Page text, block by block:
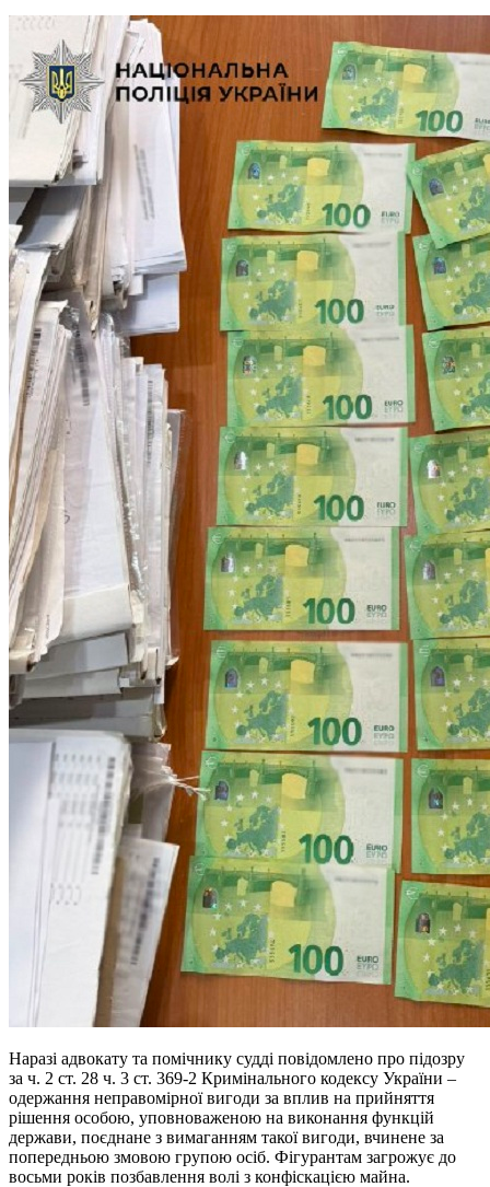
Наразі адвокату та помічнику судді повідомлено про підозру
за ч. 2 ст. 28 ч. 3 ст. 369-2 Кримінального кодексу України –
одержання неправомірної вигоди за вплив на прийняття
рішення особою, уповноваженою на виконання функцій
держави, поєднане з вимаганням такої вигоди, вчинене за
попередньою змовою групою осіб. Фігурантам загрожує до
восьми років позбавлення волі з конфіскацією майна.